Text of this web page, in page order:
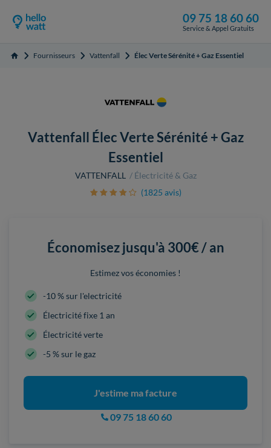
09 75 18 60 60
Service & Appel Gratuits
Accueil Fournisseurs Vattenfall Élec Verte Sérénité + Gaz Essentiel
Vattenfall Élec Verte Sérénité + Gaz
Essentiel
VATTENFALL
Électricité & Gaz
(1825 avis)
Économisez jusqu'à 300€ / an
Estimez vos économies !
-10 % sur l'electricité
Électricité fixe 1 an
Électricité verte
-5 % sur le gaz
J'estime ma facture
09 75 18 60 60